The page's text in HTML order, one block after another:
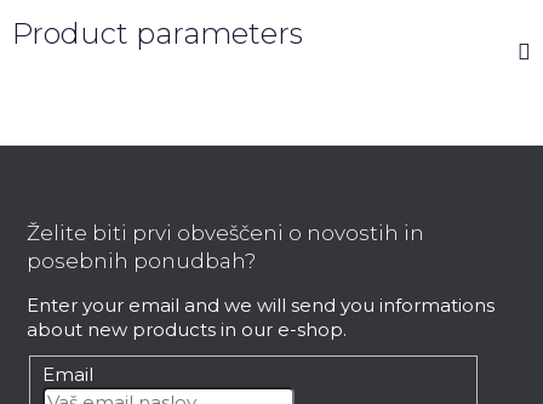
Product parameters
Želite biti prvi obveščeni o novostih in
posebnih ponudbah?
Enter your email and we will send you informations
about new products in our e-shop.
Email